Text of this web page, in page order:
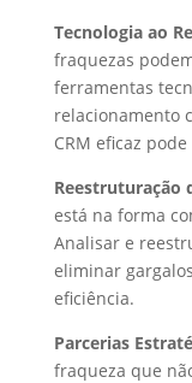
Tecnologia ao
fraquezas
ferramentas
relacionamento
CRM eficaz
Reestruturação
está na forma
Analisar e
eliminar
eficiência.
Parcerias
fraqueza que